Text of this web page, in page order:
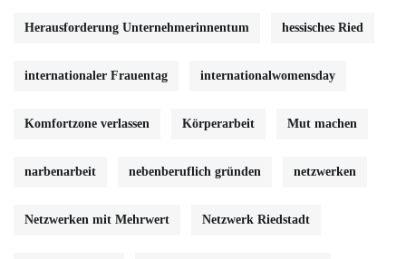
Herausforderung Unternehmerinnentum hessisches Ried
internationaler Frauentag internationalwomensday
Komfortzone verlassen Körperarbeit Mut machen
narbenarbeit nebenberuflich gründen netzwerken
Netzwerken mit Mehrwert Netzwerk Riedstadt